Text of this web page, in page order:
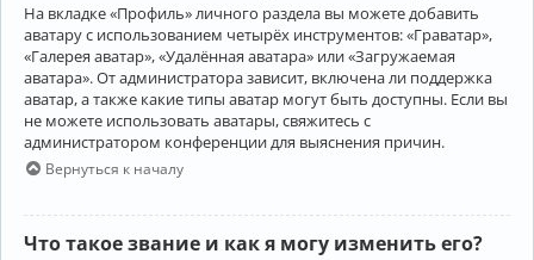
На вкладке «Профиль» личного раздела вы можете добавить
аватару с использованием четырёх инструментов: «Граватар»,
«Галерея аватар», «Удалённая аватара» или «Загружаемая
аватара». От администратора зависит, включена ли поддержка
аватар, а также какие типы аватар могут быть доступны. Если вы
не можете использовать аватары, свяжитесь с
администратором конференции для выяснения причин.
Вернуться к началу
Что такое звание и как я могу изменить его?